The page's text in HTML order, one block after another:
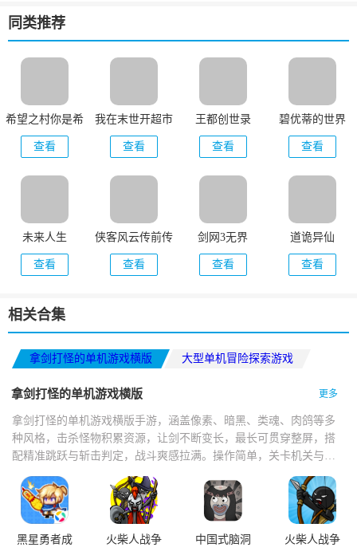
同类推荐
希望之村你是希
望
查看
我在末世开超市
新秩序
查看
王都创世录
查看
碧优蒂的世界
查看
未来人生
查看
侠客风云传前传
查看
剑网3无界
查看
道诡异仙
查看
相关合集
拿剑打怪的单机游戏横版
大型单机冒险探索游戏
拿剑打怪的单机游戏横版 更多
拿剑打怪的单机游戏横版手游，涵盖像素、暗黑、类魂、肉鸽等多
种风格，击杀怪物积累资源，让剑不断变长，最长可贯穿整屏，搭
配精准跳跃与斩击判定，战斗爽感拉满。操作简单，关卡机关与怪
持多人联机。
黑星勇者成
火柴人战争
中国式脑洞
火柴人战争